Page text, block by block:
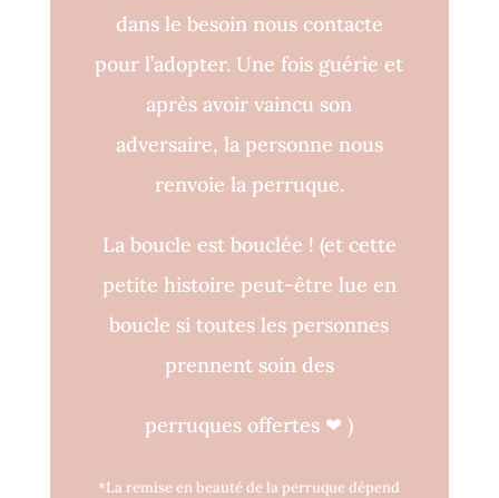
dans le besoin nous contacte
pour l’adopter. Une fois guérie et
après avoir vaincu son
adversaire, la personne nous
renvoie la perruque.
La boucle est bouclée ! (et cette
petite histoire peut-être lue en
boucle si toutes les personnes
prennent soin des
perruques offertes ❤)
*La remise en beauté de la perruque dépend